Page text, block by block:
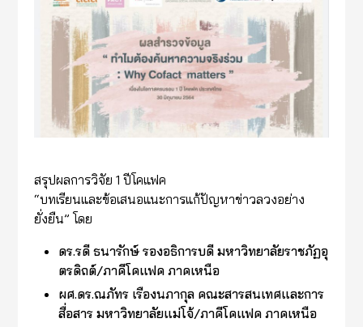
สรุปผลการวิจัย 1 ปีโคแฟค
“บทเรียนและข้อเสนอแนะการแก้ปัญหาข่าวลวงอย่าง
ยั่งยืน” โดย
ดร.รดี ธนารักษ์ รองอธิการบดี มหาวิทยาลัยราชภัฏอุ
ตรดิถต์/ภาคีโคแฟค ภาคเหนือ
ผศ.ดร.ณภัทร เรืองนภากุล คณะสารสนเทศและการ
สื่อสาร มหาวิทยาลัยแม่โจ้/ภาคีโคแฟค ภาคเหนือ